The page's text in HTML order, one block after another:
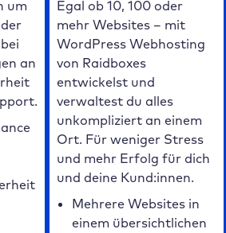
um
an
Egal ob 10, 100 oder
mehr Websites – mit
WordPress Webhosting
von Raidboxes
entwickelst und
verwaltest du alles
unkompliziert an einem
Ort. Für weniger Stress
und mehr Erfolg für dich
und deine Kund:innen.
Mehrere Websites in
einem übersichtlichen